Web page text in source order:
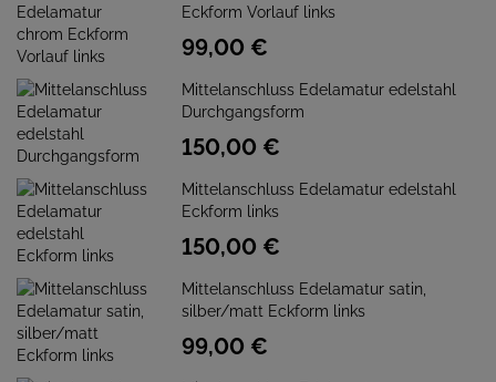
Eckform Vorlauf links
99,00 €
Mittelanschluss Edelamatur edelstahl
Durchgangsform
150,00 €
Mittelanschluss Edelamatur edelstahl
Eckform links
150,00 €
Mittelanschluss Edelamatur satin,
silber/matt Eckform links
99,00 €